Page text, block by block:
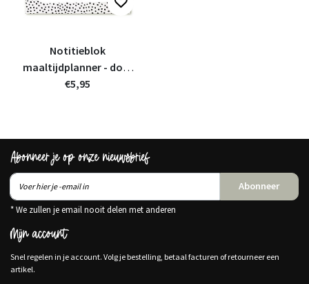
Notitieblok
maaltijdplanner - dots
patroon
€5,95
Abonneer je op onze nieuwsbrief
Abonneer
* We zullen je email nooit delen met anderen
Mijn account
Snel regelen in je account. Volg je bestelling, betaal facturen of retourneer een
artikel.